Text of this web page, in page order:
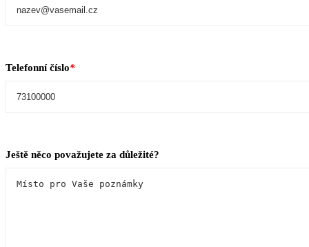
Telefonní číslo*
Ještě něco považujete za důležité?